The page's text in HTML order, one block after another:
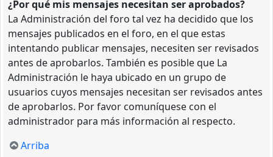
¿Por qué mis mensajes necesitan ser aprobados?
La Administración del foro tal vez ha decidido que los
mensajes publicados en el foro, en el que estas
intentando publicar mensajes, necesiten ser revisados
antes de aprobarlos. También es posible que La
Administración le haya ubicado en un grupo de
usuarios cuyos mensajes necesitan ser revisados antes
de aprobarlos. Por favor comuníquese con el
administrador para más información al respecto.
Arriba